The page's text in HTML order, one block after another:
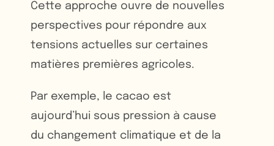
Cette approche ouvre de nouvelles
perspectives pour répondre aux
tensions actuelles sur certaines
matières premières agricoles.
Par exemple, le cacao est
aujourd’hui sous pression à cause
du changement climatique et de la